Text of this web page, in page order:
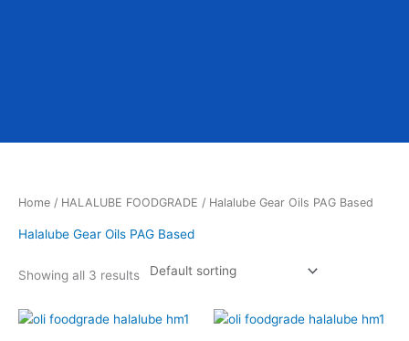
Home / HALALUBE FOODGRADE / Halalube Gear Oils PAG Based
Halalube Gear Oils PAG Based
Showing all 3 results